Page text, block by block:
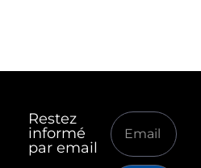
Restez
informé
par email